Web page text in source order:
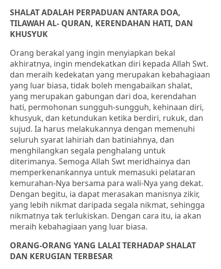
SHALAT ADALAH PERPADUAN ANTARA DOA,
TILAWAH AL- QURAN, KERENDAHAN HATI, DAN
KHUSYUK
Orang berakal yang ingin menyiapkan bekal
akhiratnya, ingin mendekatkan diri kepada Allah Swt.
dan meraih kedekatan yang merupakan kebahagiaan
yang luar biasa, tidak boleh mengabaikan shalat,
yang merupakan gabungan dari doa, kerendahan
hati, permohonan sungguh-sungguh, kehinaan diri,
khusyuk, dan ketundukan ketika berdiri, rukuk, dan
sujud. Ia harus melakukannya dengan memenuhi
seluruh syarat lahiriah dan batiniahnya, dan
menghilangkan segala penghalang untuk
diterimanya. Semoga Allah Swt meridhainya dan
memperkenankannya untuk memasuki pelataran
kemurahan-Nya bersama para wali-Nya yang dekat.
Dengan begitu, ia dapat merasakan manisnya zikir,
yang lebih nikmat daripada segala nikmat, sehingga
nikmatnya tak terlukiskan. Dengan cara itu, ia akan
meraih kebahagiaan yang luar biasa.
ORANG-ORANG YANG LALAI TERHADAP SHALAT
DAN KERUGIAN TERBESAR